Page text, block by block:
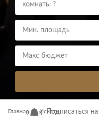
комнаты ?
Подписаться
Главная Искать